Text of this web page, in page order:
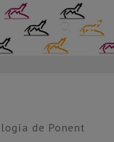
de Ponent